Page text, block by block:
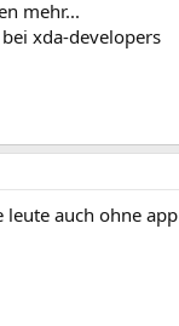
mehr...
xda-developers
auch ohne